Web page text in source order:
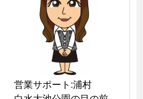
営業サポート:浦村